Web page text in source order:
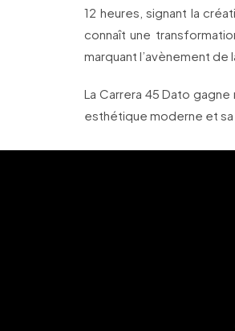
12 heures, signant la
connaît une
marquant l’avènement
La Carrera 45 Dato
esthétique moderne et